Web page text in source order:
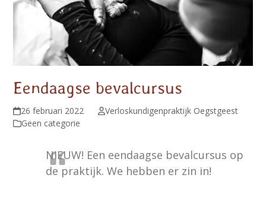
Eendaagse bevalcursus
26 februari 2022
Verloskundigenpraktijk Oegstgeest
Geen categorie
NIEUW! Een eendaagse bevalcursus op
de praktijk. We hebben er zin in!